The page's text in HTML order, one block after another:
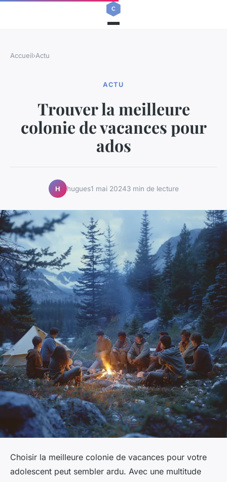
Accueil›Actu
ACTU
Trouver la meilleure
colonie de vacances pour
ados
H hugues1 mai 20243 min de lecture
Choisir la meilleure colonie de vacances pour votre
adolescent peut sembler ardu. Avec une multitude